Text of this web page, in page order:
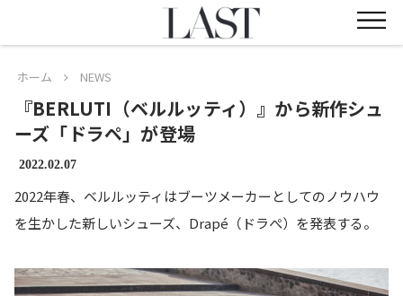
ホーム NEWS
『BERLUTI（ベルルッティ）』から新作シュ
ーズ「ドラペ」が登場
2022.02.07
2022年春、ベルルッティはブーツメーカーとしてのノウハウ
を生かした新しいシューズ、Drapé（ドラぺ）を発表する。